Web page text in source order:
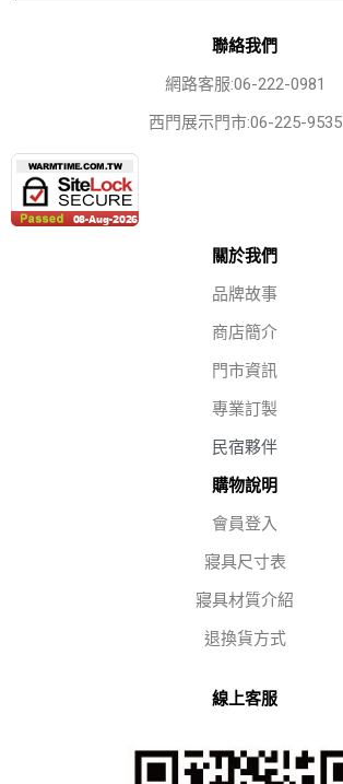
聯絡我們
網路客服:06-222-0981
西門展示門市:06-225-9535
關於我們
品牌故事
商店簡介
門市資訊
專業訂製
民宿夥伴
購物說明
會員登入
寢具尺寸表
寢具材質介紹
退換貨方式
線上客服